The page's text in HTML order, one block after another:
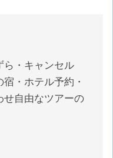
・キャンセル
・ホテル予約・
せ自由なツアーの